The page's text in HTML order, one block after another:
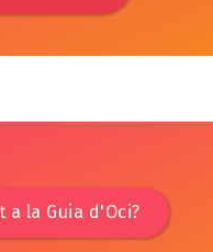
la Guia d'Oci?